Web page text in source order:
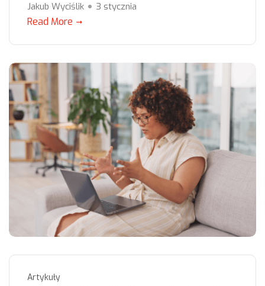
Jakub Wyciślik 3 stycznia
Read More
Artykuły